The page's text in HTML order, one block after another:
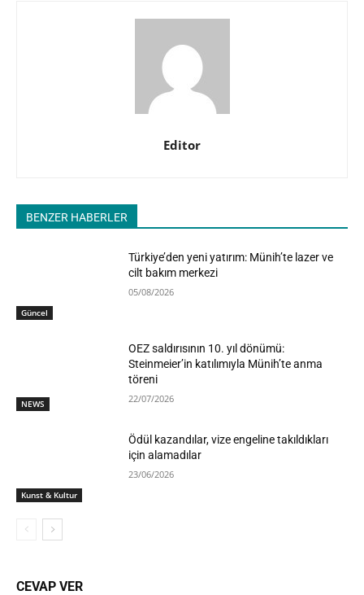
Editor
BENZER HABERLER
Güncel
Türkiye’den yeni yatırım: Münih’te lazer ve
cilt bakım merkezi
05/08/2026
NEWS
OEZ saldırısının 10. yıl dönümü:
Steinmeier’in katılımıyla Münih’te anma
töreni
22/07/2026
Kunst & Kultur
Ödül kazandılar, vize engeline takıldıkları
için alamadılar
23/06/2026
CEVAP VER